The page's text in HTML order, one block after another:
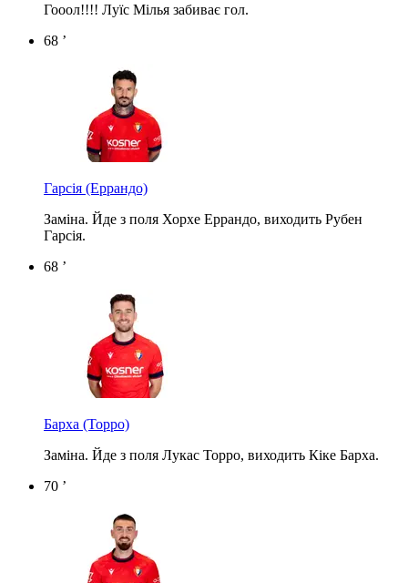
Гооол!!!! Луїс Мілья забиває гол.
68 ’
Гарсія (Еррандо)
Заміна. Йде з поля Хорхе Еррандо, виходить Рубен
Гарсія.
68 ’
Барха (Торро)
Заміна. Йде з поля Лукас Торро, виходить Кіке Барха.
70 ’